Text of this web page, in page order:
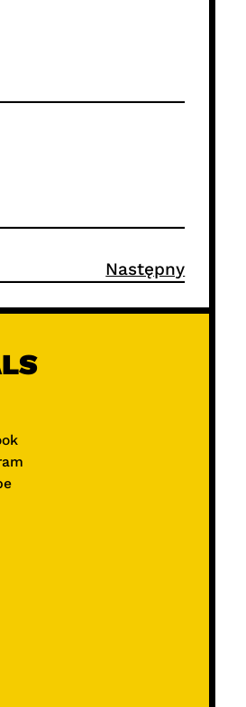
Następny